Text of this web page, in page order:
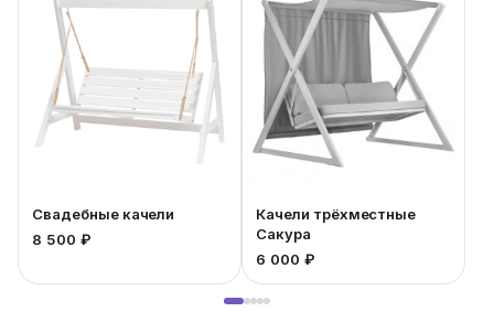
Свадебные качели
8 500 ₽
Качели трёхместные
Сакура
6 000 ₽